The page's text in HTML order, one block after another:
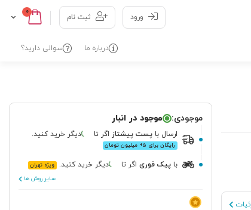
Cart0
Skip
to
ورود ثبت نام
سوالی دارید؟ درباره ما
موجودی: موجود در انبار
ارسال با پست پیشتاز اگر تا دیگر خرید کنید.
رایگان برای ۵+ میلیون تومان
با پیک فوری اگر تا دیگر خرید کنید.
ویژه تهران
سایر روش ها